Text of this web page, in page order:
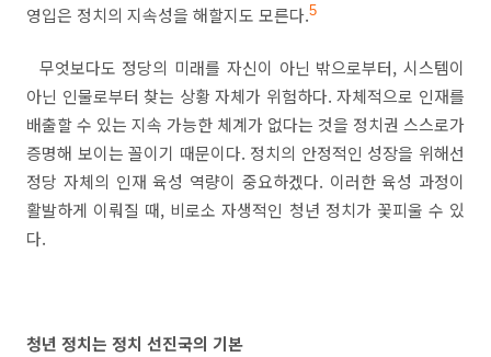
영입은 정치의 지속성을 해할지도 모른다.5
무엇보다도 정당의 미래를 자신이 아닌 밖으로부터, 시스템이
아닌 인물로부터 찾는 상황 자체가 위험하다.자체적으로 인재를
배출할 수 있는 지속 가능한 체계가 없다는 것을 정치권 스스로가
증명해 보이는 꼴이기 때문이다. 정치의 안정적인 성장을 위해선
정당 자체의 인재 육성 역량이 중요하겠다. 이러한 육성 과정이
활발하게 이뤄질 때, 비로소 자생적인 청년 정치가 꽃피울 수 있
다.
청년 정치는 정치 선진국의 기본